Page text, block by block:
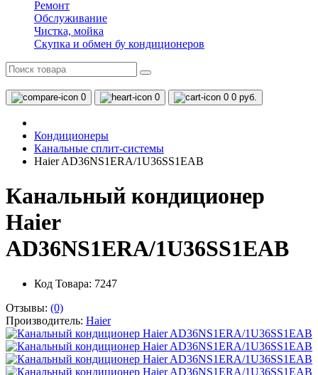
Ремонт
Обслуживание
Чистка, мойка
Скупка и обмен бу кондиционеров
0 0 0 0 руб.
Кондиционеры
Канальные сплит-системы
Haier AD36NS1ERA/1U36SS1EAB
Канальный кондиционер
Haier
AD36NS1ERA/1U36SS1EAB
Код Товара: 7247
Отзывы: (0)
Производитель: Haier